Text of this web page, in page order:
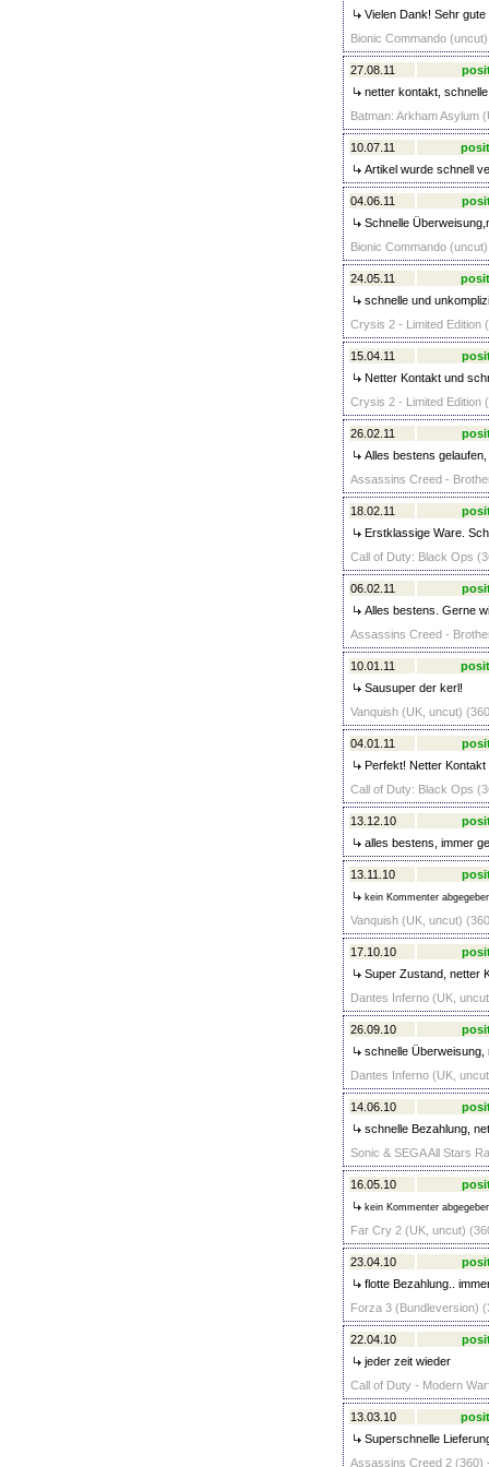
Vielen Dank! Sehr gute
Bionic Commando
27.08.11
netter kontakt,
Batman: Arkham Asylum
10.07.11
Artikel wurde schnell
04.06.11
Schnelle
Bionic Commando
24.05.11
schnelle und
Crysis 2 - Limited Edition
15.04.11
Netter Kontakt und
Crysis 2 - Limited Edition
26.02.11
Alles bestens
Assassins Creed -
18.02.11
Erstklassige Ware.
Call of Duty: Black Ops
06.02.11
Alles bestens. Gerne
Assassins Creed -
10.01.11
Sausuper der kerl!
Vanquish (UK, uncut)
04.01.11
Perfekt! Netter
Call of Duty: Black Ops
13.12.10
alles bestens, immer
13.11.10
kein Kommenter
Vanquish (UK, uncut)
17.10.10
Super Zustand, netter
Dantes Inferno (UK,
26.09.10
schnelle Überweisung,
Dantes Inferno (UK,
14.06.10
schnelle Bezahlung,
Sonic & SEGA All Stars
16.05.10
kein Kommenter
Far Cry 2 (UK, uncut)
23.04.10
flotte Bezahlung..
Forza 3 (Bundleversion)
22.04.10
jeder zeit wieder
Call of Duty - Modern
13.03.10
Superschnelle
Assassins Creed 2 (360)